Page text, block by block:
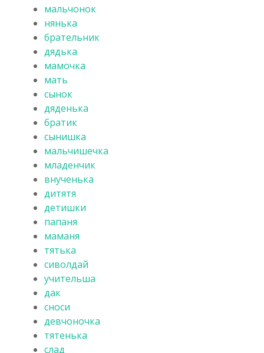
мальчонок
нянька
брательник
дядька
мамочка
мать
сынок
дяденька
братик
сынишка
мальчишечка
младенчик
внученька
дитятя
детишки
папаня
маманя
тятька
сиволдай
учительша
дак
сноси
девчоночка
тятенька
слад